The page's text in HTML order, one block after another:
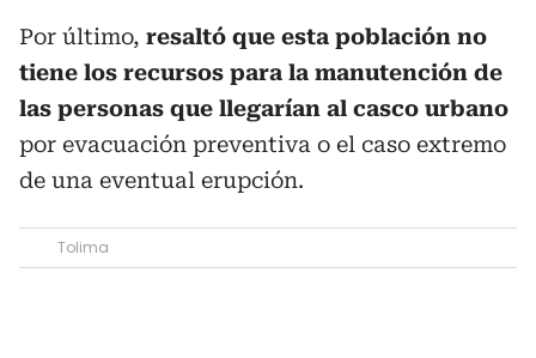
Por último, resaltó que esta población no
tiene los recursos para la manutención de
las personas que llegarían al casco urbano
por evacuación preventiva o el caso extremo
de una eventual erupción.
Tolima